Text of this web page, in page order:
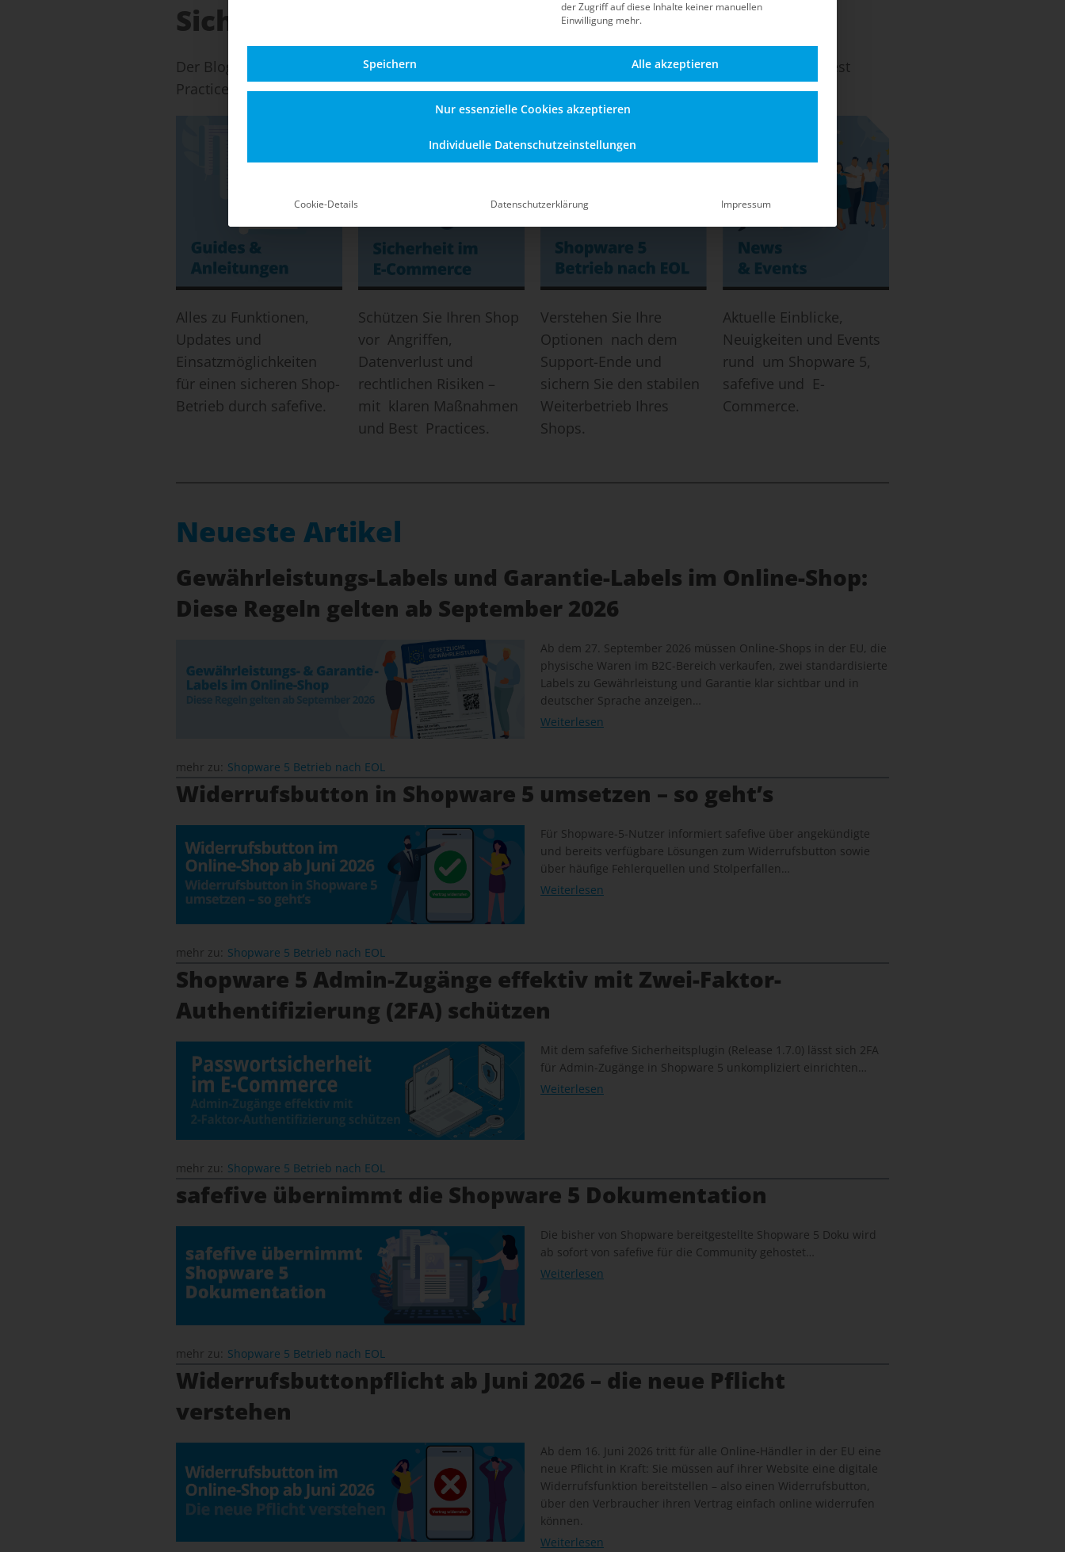
Sicherheits-Blog
Der Blog für Shopware 5: Informationen zu Sicherheit, Updates, dem Betrieb nach dem EOL und Best
Practices für einen stabilen Shopware-5-Shop – auch nach dem offiziellen End-of-Life.
Alles zu Funktionen,
Updates und
Einsatzmöglichkeiten
für einen sicheren Shop-
Betrieb durch safefive.
Schützen Sie Ihren Shop
vor Angriffen,
Datenverlust und
rechtlichen Risiken –
mit klaren Maßnahmen
und Best Practices.
Verstehen Sie Ihre
Optionen nach dem
Support-Ende und
sichern Sie den stabilen
Weiterbetrieb Ihres
Shops.
Aktuelle Einblicke,
Neuigkeiten und Events
rund um Shopware 5,
safefive und E-
Commerce.
Neueste Artikel
Gewährleistungs-Labels und Garantie-Labels im Online-Shop:
Diese Regeln gelten ab September 2026
Ab dem 27. September 2026 müssen Online-Shops in der EU, die
physische Waren im B2C-Bereich verkaufen, zwei standardisierte
Labels zu Gewährleistung und Garantie klar sichtbar und in
deutscher Sprache anzeigen…
Weiterlesen
mehr zu: Shopware 5 Betrieb nach EOL
Widerrufsbutton in Shopware 5 umsetzen – so geht’s
Für Shopware-5-Nutzer informiert safefive über angekündigte
und bereits verfügbare Lösungen zum Widerrufsbutton sowie
über häufige Fehlerquellen und Stolperfallen…
Weiterlesen
mehr zu: Shopware 5 Betrieb nach EOL
Shopware 5 Admin-Zugänge effektiv mit Zwei-Faktor-
Authentifizierung (2FA) schützen
Mit dem safefive Sicherheitsplugin (Release 1.7.0) lässt sich 2FA
für Admin-Zugänge in Shopware 5 unkompliziert einrichten…
Weiterlesen
mehr zu: Shopware 5 Betrieb nach EOL
safefive übernimmt die Shopware 5 Dokumentation
Die bisher von Shopware bereitgestellte Shopware 5 Doku wird
ab sofort von safefive für die Community gehostet…
Weiterlesen
mehr zu: Shopware 5 Betrieb nach EOL
Widerrufsbuttonpflicht ab Juni 2026 – die neue Pflicht
verstehen
Ab dem 16. Juni 2026 tritt für alle Online-Händler in der EU eine
neue Pflicht in Kraft: Sie müssen auf ihrer Website eine digitale
Widerrufsfunktion bereitstellen – also einen Widerrufsbutton,
über den Verbraucher ihren Vertrag einfach online widerrufen
können.
Weiterlesen
der Zugriff auf diese Inhalte keiner manuellen
Einwilligung mehr.
Speichern Alle akzeptieren
Nur essenzielle Cookies akzeptieren
Individuelle Datenschutzeinstellungen
Cookie-Details Datenschutzerklärung Impressum